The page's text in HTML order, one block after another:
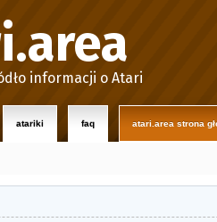
informacji o Atari
atariki faq atari.area strona